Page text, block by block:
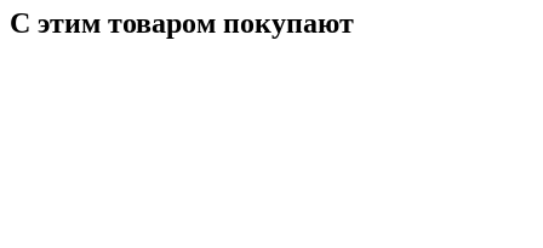
С этим товаром покупают